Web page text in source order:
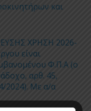
και
ΧΡΗΣΗ 2026-
είναι
Φ.Π.Α (ο
αρθ. 45,
2024). Με α/α